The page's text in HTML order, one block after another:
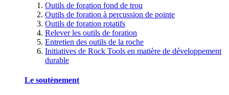
Outils de foration fond de trou
Outils de foration à percussion de pointe
Outils de foration rotatifs
Relever les outils de foration
Entretien des outils de la roche
Initiatives de Rock Tools en matière de développement
durable
Le soutènement